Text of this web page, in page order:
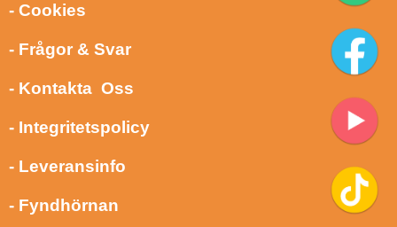
- Cookies
- Frågor & Svar
- Kontakta Oss
- Integritetspolicy
- Leveransinfo
- Fyndhörnan